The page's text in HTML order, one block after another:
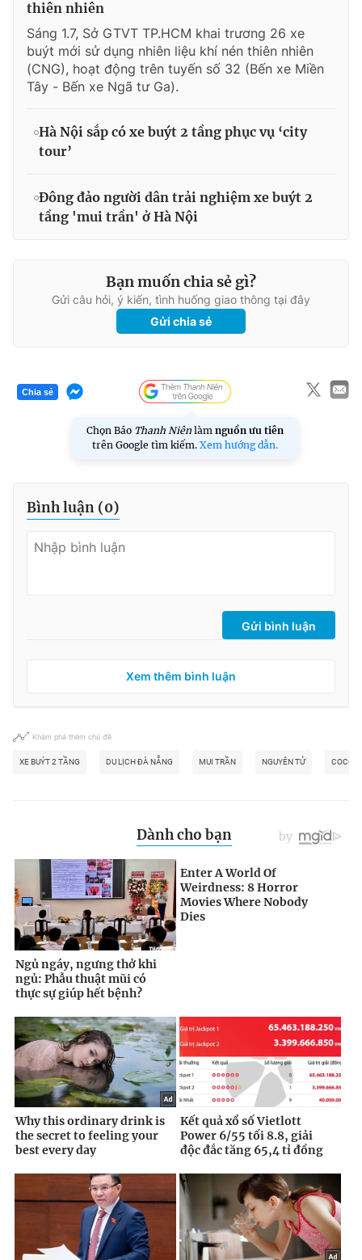
thiên nhiên
Sáng 1.7, Sở GTVT TP.HCM khai trương 26 xe
buýt mới sử dụng nhiên liệu khí nén thiên nhiên
(CNG), hoạt động trên tuyến số 32 (Bến xe Miền
Tây - Bến xe Ngã tư Ga).
Hà Nội sắp có xe buýt 2 tầng phục vụ ‘city
tour’
Đông đảo người dân trải nghiệm xe buýt 2
tầng 'mui trần' ở Hà Nội
Bạn muốn chia sẻ gì?
Gửi câu hỏi, ý kiến, tình huống giao thông tại đây
Gửi chia sẻ
Chia sẻ
Chọn Báo Thanh Niên làm nguồn ưu tiên
trên Google tìm kiếm. Xem hướng dẫn.
Bình luận (0)
Gửi bình luận
Xem thêm bình luận
Khám phá thêm chủ đề
XE BUÝT 2 TẦNG DU LỊCH ĐÀ NẴNG MUI TRẦN NGUYÊN TỬ